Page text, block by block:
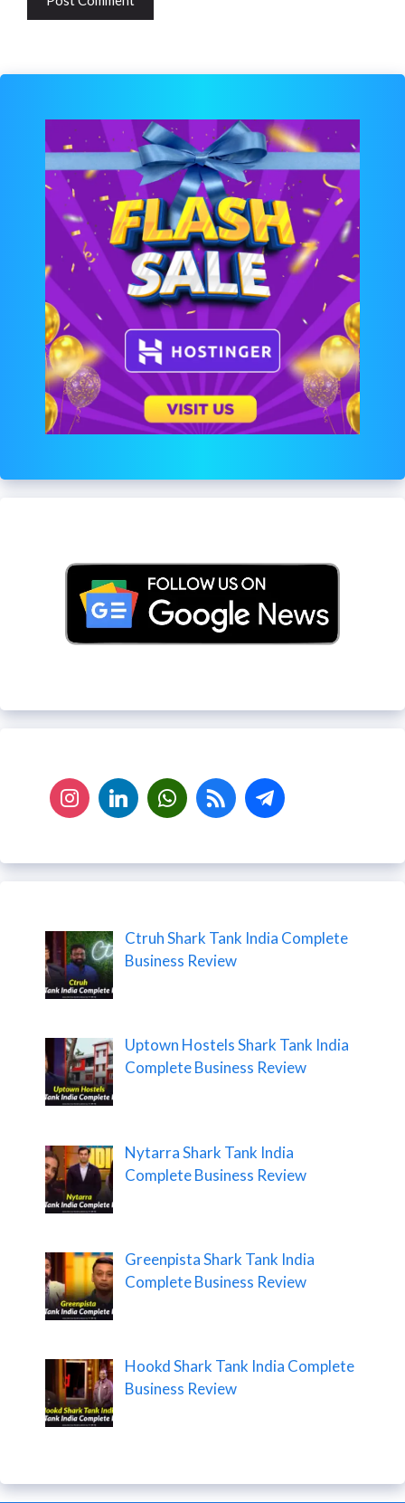
Ctruh Shark Tank India Complete
Business Review
Uptown Hostels Shark Tank India
Complete Business Review
Nytarra Shark Tank India
Complete Business Review
Greenpista Shark Tank India
Complete Business Review
Hookd Shark Tank India Complete
Business Review